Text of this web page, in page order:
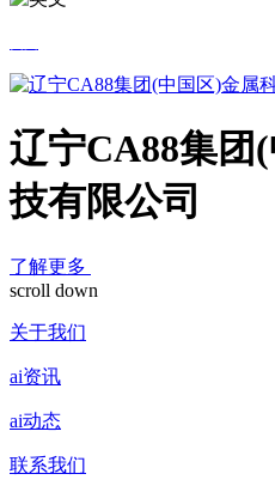
辽宁CA88集团
技有限公司
了解更多
scroll down
关于我们
ai资讯
ai动态
联系我们